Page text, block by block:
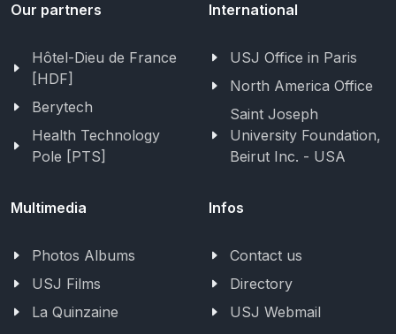
Our partners
Hôtel-Dieu de France
[HDF]
Berytech
Health Technology
Pole [PTS]
International
USJ Office in Paris
North America Office
Saint Joseph
University Foundation,
Beirut Inc. - USA
Multimedia
Photos Albums
USJ Films
La Quinzaine
Infos
Contact us
Directory
USJ Webmail